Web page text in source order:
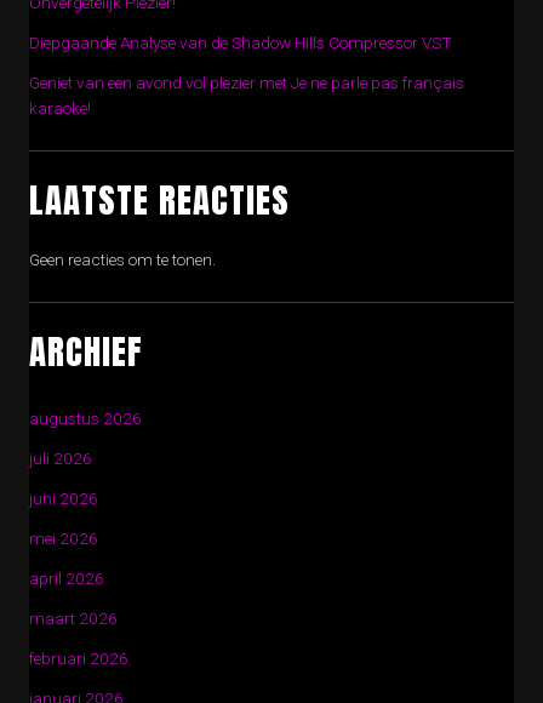
Diepgaande Analyse van de Shadow Hills Compressor VST
Geniet van een avond vol plezier met Je ne parle pas français
karaoke!
LAATSTE REACTIES
Geen reacties om te tonen.
ARCHIEF
augustus 2026
juli 2026
juni 2026
mei 2026
april 2026
maart 2026
februari 2026
januari 2026